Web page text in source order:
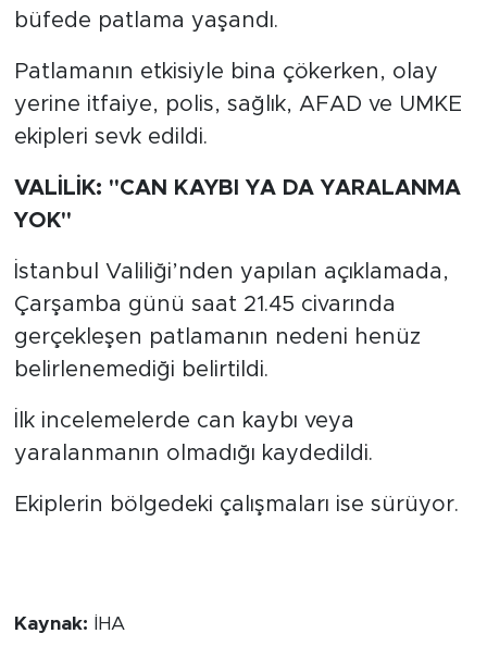
büfede patlama yaşandı.
Patlamanın etkisiyle bina çökerken, olay
yerine itfaiye, polis, sağlık, AFAD ve UMKE
ekipleri sevk edildi.
VALİLİK: "CAN KAYBI YA DA YARALANMA
YOK"
İstanbul Valiliği’nden yapılan açıklamada,
Çarşamba günü saat 21.45 civarında
gerçekleşen patlamanın nedeni henüz
belirlenemediği belirtildi.
İlk incelemelerde can kaybı veya
yaralanmanın olmadığı kaydedildi.
Ekiplerin bölgedeki çalışmaları ise sürüyor.
Kaynak: İHA